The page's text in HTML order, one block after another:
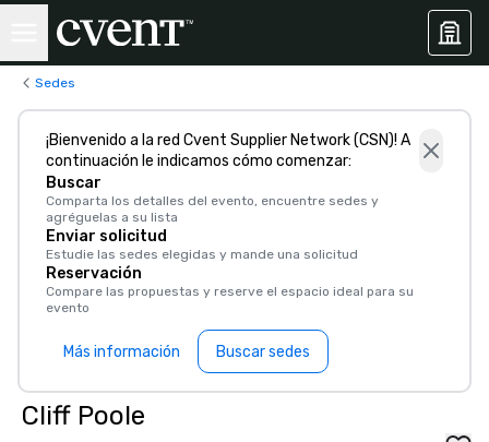
Sedes
¡Bienvenido a la red Cvent Supplier Network (CSN)! A
continuación le indicamos cómo comenzar:
Buscar
Comparta los detalles del evento, encuentre sedes y
agréguelas a su lista
Enviar solicitud
Estudie las sedes elegidas y mande una solicitud
Reservación
Compare las propuestas y reserve el espacio ideal para su
evento
Más información Buscar sedes
Cliff Poole